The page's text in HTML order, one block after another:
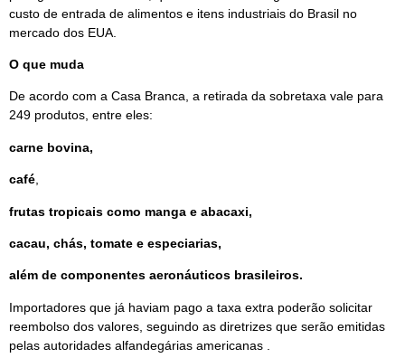
custo de entrada de alimentos e itens industriais do Brasil no
mercado dos EUA.
O que muda
De acordo com a Casa Branca, a retirada da sobretaxa vale para
249 produtos, entre eles:
carne bovina,
café
frutas tropicais como manga e abacaxi,
cacau, chás, tomate e especiarias,
além de componentes aeronáuticos brasileiros.
Importadores que já haviam pago a taxa extra poderão solicitar
reembolso dos valores, seguindo as diretrizes que serão emitidas
pelas autoridades alfandegárias americanas .